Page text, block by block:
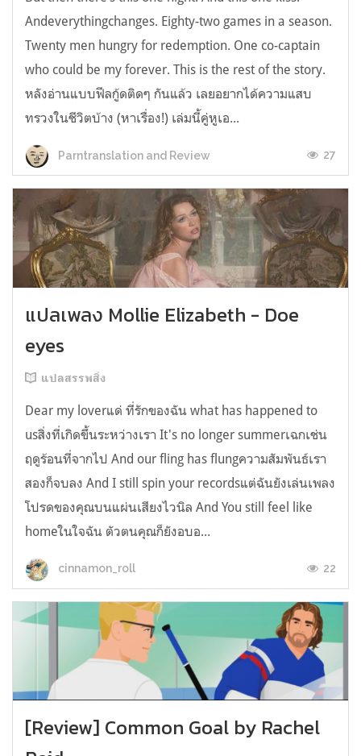
Andeverythingchanges. Eighty-two games in a season.
Twenty men hungry for redemption. One co-captain
who could be my forever. This is the rest of the story.
หลังอ่านแบบฟีลกู้ดติดๆ กันแล้ว เลยอยากได้ความแสบ
ทรวงในชีวิตบ้าง (หาเรื่อง!) เล่มนี้คู่หูเอ...
Parntranslation and Review 27
แปลเพลง Mollie Elizabeth - Doe
eyes
แปลสรรพสิ่ง
Dear my loverแด่ ที่รักของฉัน what has happened to
usสิ่งที่เกิดขึ้นระหว่างเรา It's no longer summerเฉกเช่น
ฤดูร้อนที่จากไป And our fling has flungความสัมพันธ์เรา
สองก็จบลง And I still spin your recordsแต่ฉันยังเล่นเพลง
โปรดของคุณบนแผ่นเสียงไวนิล And You still feel like
homeในใจฉัน ตัวตนคุณก็ยังอบอ...
cinnamon_roll 22
[Review] Common Goal by Rachel